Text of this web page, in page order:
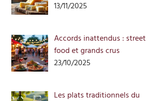
13/11/2025
Accords inattendus : street
food et grands crus
23/10/2025
Les plats traditionnels du